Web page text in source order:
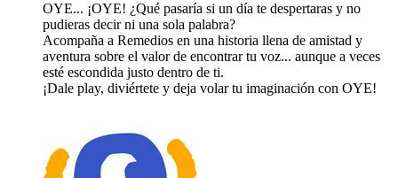
OYE... ¡OYE! ¿Qué pasaría si un día te despertaras y no
pudieras decir ni una sola palabra?
Acompaña a Remedios en una historia llena de amistad y
aventura sobre el valor de encontrar tu voz... aunque a veces
esté escondida justo dentro de ti.
¡Dale play, diviértete y deja volar tu imaginación con OYE!